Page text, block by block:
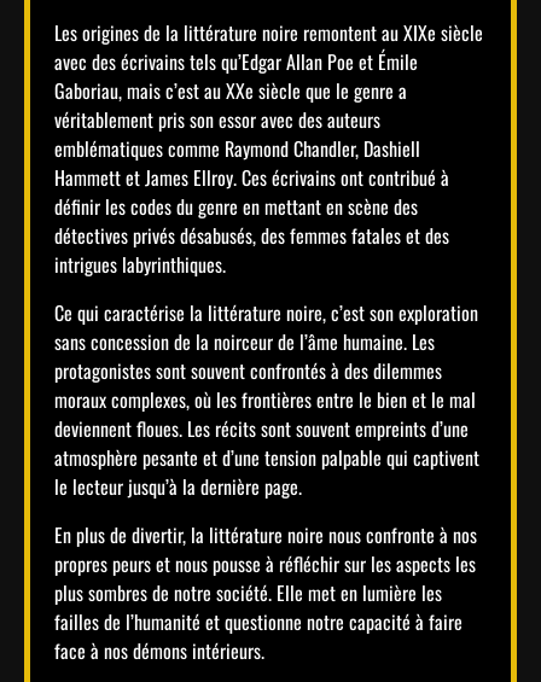
Les origines de la littérature noire remontent au XIXe siècle
avec des écrivains tels qu’Edgar Allan Poe et Émile
Gaboriau, mais c’est au XXe siècle que le genre a
véritablement pris son essor avec des auteurs
emblématiques comme Raymond Chandler, Dashiell
Hammett et James Ellroy. Ces écrivains ont contribué à
définir les codes du genre en mettant en scène des
détectives privés désabusés, des femmes fatales et des
intrigues labyrinthiques.
Ce qui caractérise la littérature noire, c’est son exploration
sans concession de la noirceur de l’âme humaine. Les
protagonistes sont souvent confrontés à des dilemmes
moraux complexes, où les frontières entre le bien et le mal
deviennent floues. Les récits sont souvent empreints d’une
atmosphère pesante et d’une tension palpable qui captivent
le lecteur jusqu’à la dernière page.
En plus de divertir, la littérature noire nous confronte à nos
propres peurs et nous pousse à réfléchir sur les aspects les
plus sombres de notre société. Elle met en lumière les
failles de l’humanité et questionne notre capacité à faire
face à nos démons intérieurs.